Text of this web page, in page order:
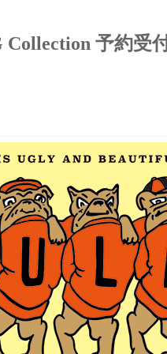
Collection 予約受